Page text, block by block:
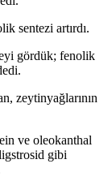
sentezi artırdı.
gördük; fenolik
zeytinyağlarının
ve oleokanthal
gibi